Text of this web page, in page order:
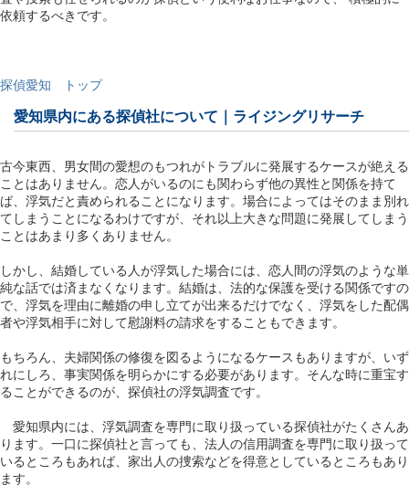
依頼するべきです。
探偵愛知 トップ
愛知県内にある探偵社について｜ライジングリサーチ
古今東西、男女間の愛想のもつれがトラブルに発展するケースが絶える
ことはありません。恋人がいるのにも関わらず他の異性と関係を持て
ば、浮気だと責められることになります。場合によってはそのまま別れ
てしまうことになるわけですが、それ以上大きな問題に発展してしまう
ことはあまり多くありません。
しかし、結婚している人が浮気した場合には、恋人間の浮気のような単
純な話では済まなくなります。結婚は、法的な保護を受ける関係ですの
で、浮気を理由に離婚の申し立てが出来るだけでなく、浮気をした配偶
者や浮気相手に対して慰謝料の請求をすることもできます。
もちろん、夫婦関係の修復を図るようになるケースもありますが、いず
れにしろ、事実関係を明らかにする必要があります。そんな時に重宝す
ることができるのが、探偵社の浮気調査です。
愛知県内には、浮気調査を専門に取り扱っている探偵社がたくさんあ
ります。一口に探偵社と言っても、法人の信用調査を専門に取り扱って
いるところもあれば、家出人の捜索などを得意としているところもあり
ます。